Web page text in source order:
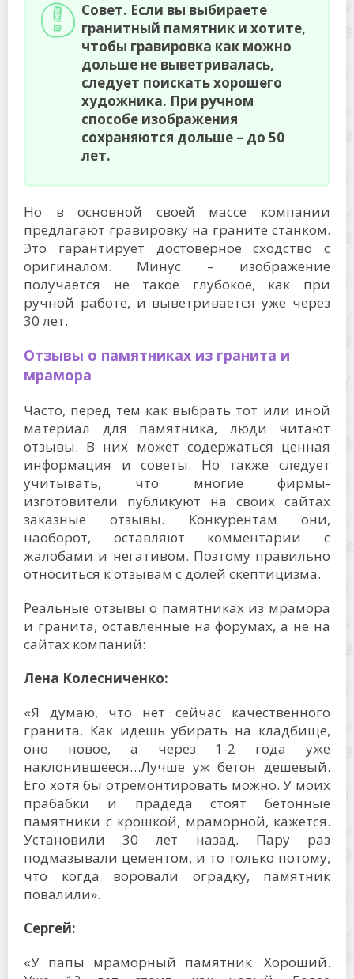
Совет. Если вы выбираете
гранитный памятник и хотите,
чтобы гравировка как можно
дольше не выветривалась,
следует поискать хорошего
художника. При ручном
способе изображения
сохраняются дольше – до 50
лет.
Но в основной своей массе компании
предлагают гравировку на граните станком.
Это гарантирует достоверное сходство с
оригиналом. Минус – изображение
получается не такое глубокое, как при
ручной работе, и выветривается уже через
30 лет.
Отзывы о памятниках из гранита и
мрамора
Часто, перед тем как выбрать тот или иной
материал для памятника, люди читают
отзывы. В них может содержаться ценная
информация и советы. Но также следует
учитывать, что многие фирмы-
изготовители публикуют на своих сайтах
заказные отзывы. Конкурентам они,
наоборот, оставляют комментарии с
жалобами и негативом. Поэтому правильно
относиться к отзывам с долей скептицизма.
Реальные отзывы о памятниках из мрамора
и гранита, оставленные на форумах, а не на
сайтах компаний:
Лена Колесниченко:
«Я думаю, что нет сейчас качественного
гранита. Как идешь убирать на кладбище,
оно новое, а через 1-2 года уже
наклонившееся…Лучше уж бетон дешевый.
Его хотя бы отремонтировать можно. У моих
прабабки и прадеда стоят бетонные
памятники с крошкой, мраморной, кажется.
Установили 30 лет назад. Пару раз
подмазывали цементом, и то только потому,
что когда воровали оградку, памятник
повалили».
Сергей:
«У папы мраморный памятник. Хороший.